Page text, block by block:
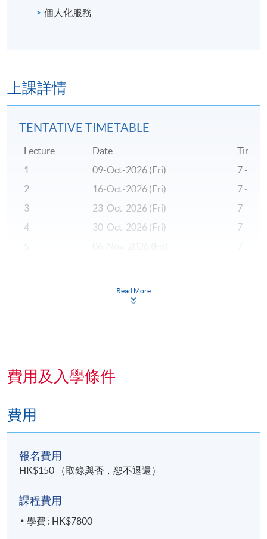
個人化服務
上課詳情
TENTATIVE TIMETABLE
Lecture Date
Time
1
09-Oct-2026 (Fri)
7 - 10
2
16-Oct-2026 (Fri)
7 - 10
3
23-Oct-2026 (Fri)
7 - 10
4
30-Oct-2026 (Fri)
7 - 10
27-Nov-2026 (Fri)
Venue details will be announced in due course.
Read More
費用及入學條件
費用
報名費用
HK$150 （取錄與否，恕不退還）
課程費用
學費 : HK$7800